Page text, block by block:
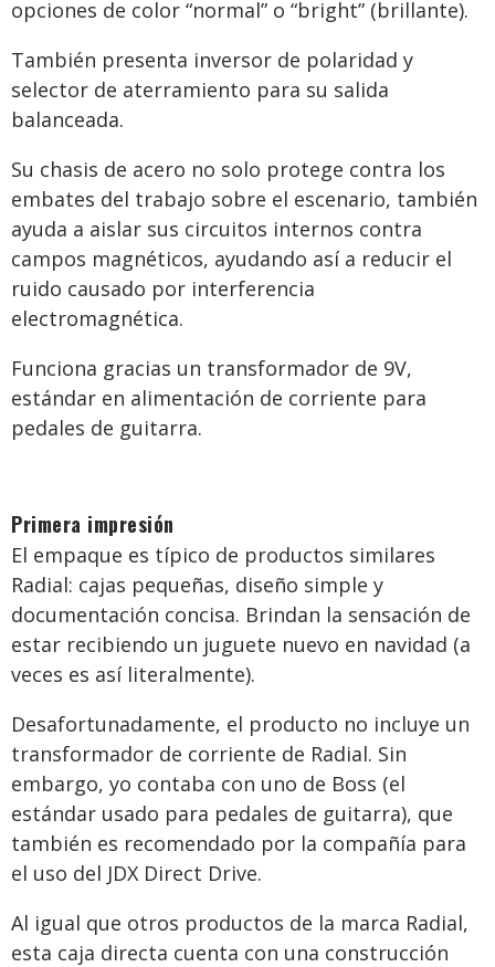
opciones de color “normal” o “bright” (brillante).
También presenta inversor de polaridad y
selector de aterramiento para su salida
balanceada.
Su chasis de acero no solo protege contra los
embates del trabajo sobre el escenario, también
ayuda a aislar sus circuitos internos contra
campos magnéticos, ayudando así a reducir el
ruido causado por interferencia
electromagnética.
Funciona gracias un transformador de 9V,
estándar en alimentación de corriente para
pedales de guitarra.
Primera impresión
El empaque es típico de productos similares
Radial: cajas pequeñas, diseño simple y
documentación concisa. Brindan la sensación de
estar recibiendo un juguete nuevo en navidad (a
veces es así literalmente).
Desafortunadamente, el producto no incluye un
transformador de corriente de Radial. Sin
embargo, yo contaba con uno de Boss (el
estándar usado para pedales de guitarra), que
también es recomendado por la compañía para
el uso del JDX Direct Drive.
Al igual que otros productos de la marca Radial,
esta caja directa cuenta con una construcción